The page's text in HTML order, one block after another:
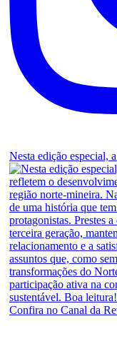
Nesta edição especial,
Confira no Canal da